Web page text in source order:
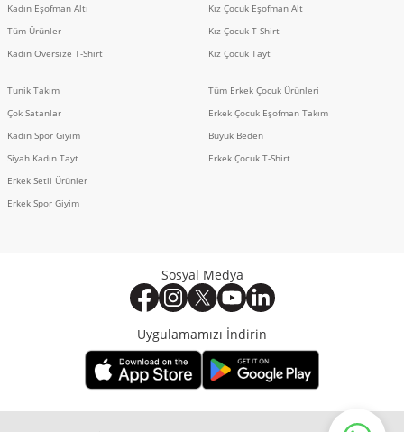
Sosyal Medya
Uygulamamızı İndirin
Kadın Eşofman Altı
Tüm Ürünler
Kadın Oversize T-Shirt
Tunik Takım
Çok Satanlar
Kadın Spor Giyim
Siyah Kadın Tayt
Erkek Setli Ürünler
Erkek Spor Giyim
Kız Çocuk Eşofman Alt
Kız Çocuk T-Shirt
Kız Çocuk Tayt
Tüm Erkek Çocuk Ürünleri
Erkek Çocuk Eşofman Takım
Büyük Beden
Erkek Çocuk T-Shirt